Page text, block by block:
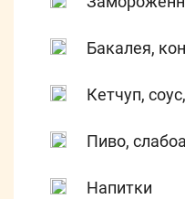
Бакалея,
Кетчуп,
Пиво,
Напитки